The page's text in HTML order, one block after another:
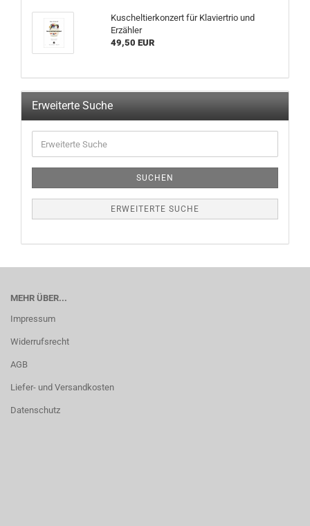
Kuscheltierkonzert für Klaviertrio und
Erzähler
49,50 EUR
Erweiterte Suche
SUCHEN
ERWEITERTE SUCHE
MEHR ÜBER...
Impressum
Widerrufsrecht
AGB
Liefer- und Versandkosten
Datenschutz